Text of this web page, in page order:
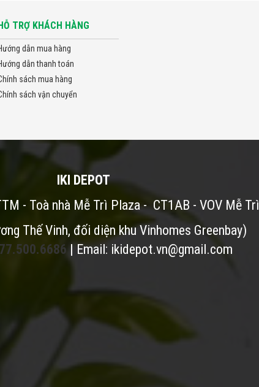
HỖ TRỢ KHÁCH HÀNG
dẫn mua hàng
dẫn thanh toán
sách mua hàng
sách vận chuyển
IKI DEPOT
- Toà nhà Mễ Trì Plaza - CT1AB - VOV Mễ Trì
Thế Vinh, đối diện khu Vinhomes Greenbay)
| Email: ikidepot.vn@gmail.com